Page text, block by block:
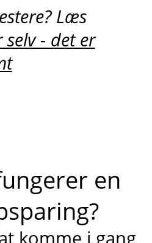
Læs
selv - det er
en
komme i gang